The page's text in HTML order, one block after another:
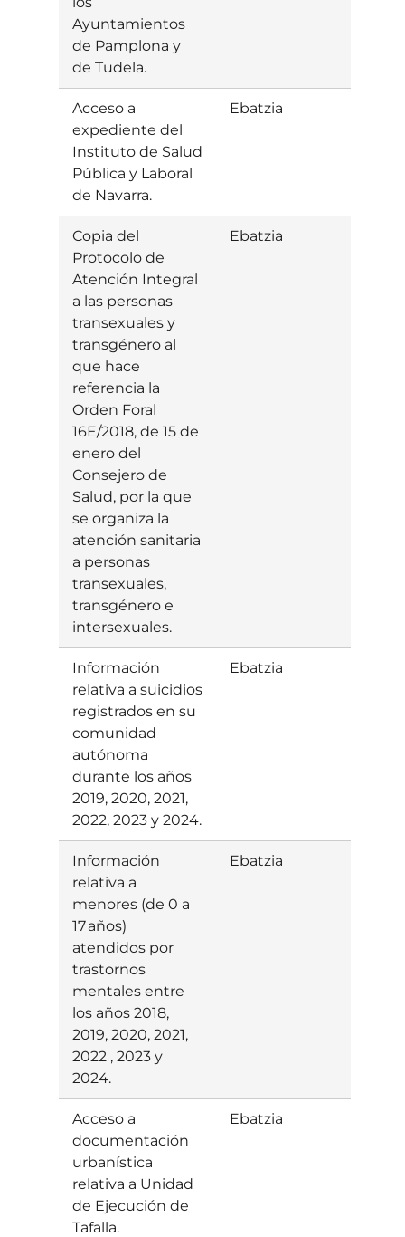
Ayuntamientos
de Pamplona y
de Tudela.
Acceso a
expediente del
Instituto de Salud
Pública y Laboral
de Navarra.
Ebatzia
Copia del
Protocolo de
Atención Integral
a las personas
transexuales y
transgénero al
que hace
referencia la
Orden Foral
16E/2018, de 15 de
enero del
Consejero de
Salud, por la que
se organiza la
atención sanitaria
a personas
transexuales,
transgénero e
intersexuales.
Ebatzia
Información
relativa a suicidios
registrados en su
comunidad
autónoma
durante los años
2019, 2020, 2021,
2022, 2023 y 2024.
Ebatzia
Información
relativa a
menores (de 0 a
17 años)
atendidos por
trastornos
mentales entre
los años 2018,
2019, 2020, 2021,
2022 , 2023 y
2024.
Ebatzia
Acceso a
documentación
urbanística
relativa a Unidad
de Ejecución de
Tafalla.
Ebatzia